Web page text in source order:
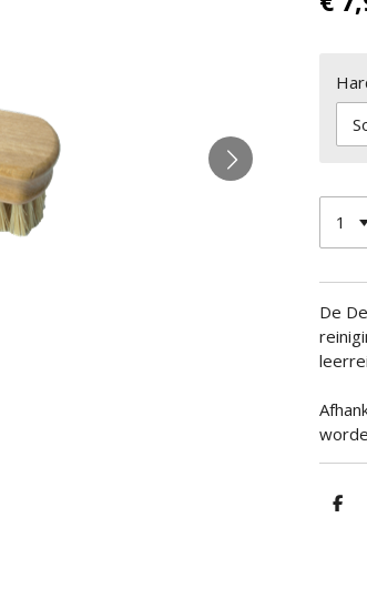
De
D